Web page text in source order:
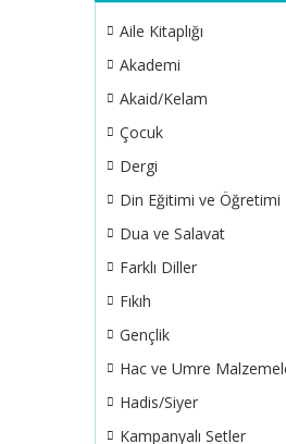
Aile Kitaplığı
Akademi
Akaid/Kelam
Çocuk
Dergi
Din Eğitimi ve Öğretimi
Dua ve Salavat
Farklı Diller
Fıkıh
Gençlik
Hac ve Umre
Hadis/Siyer
Kampanyalı Setler